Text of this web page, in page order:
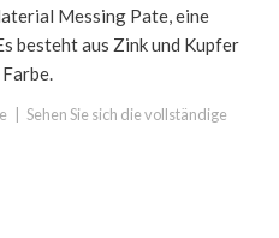
Messing Pate, eine
besteht aus Zink und Kupfer
Sehen Sie sich die vollständige